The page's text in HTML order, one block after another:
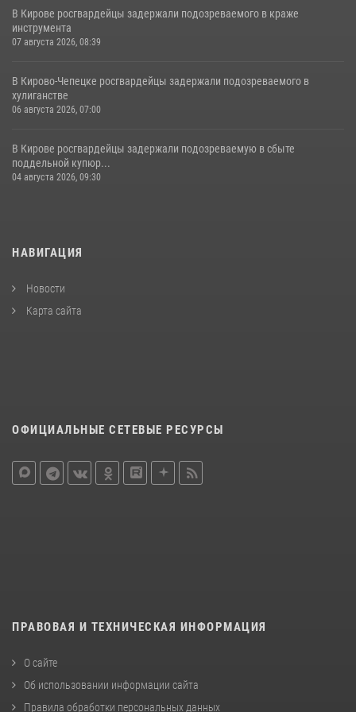
В Кирове росгвардейцы задержали подозреваемого в краже
инструмента
07 августа 2026, 08:39
В Кирово-Чепецке росгвардейцы задержали подозреваемого в
хулиганстве
06 августа 2026, 07:00
В Кирове росгвардейцы задержали подозреваемую в сбыте
поддельной купюр...
04 августа 2026, 09:30
НАВИГАЦИЯ
Новости
Карта сайта
ОФИЦИАЛЬНЫЕ СЕТЕВЫЕ РЕСУРСЫ
ПРАВОВАЯ И ТЕХНИЧЕСКАЯ ИНФОРМАЦИЯ
О сайте
Об использовании информации сайта
Правила обработки персональных данных